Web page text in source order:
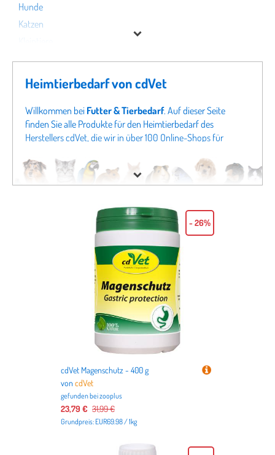
Hunde
Katzen
Nutztiere
Pferde
Vögel
cdVet
% Sale
Heimtierbedarf von cdVet
Willkommen bei Futter & Tierbedarf. Auf dieser Seite
finden Sie alle Produkte für den Heimtierbedarf des
Herstellers cdVet, die wir in über 100 Online-Shops für
Sie auch direkt in unseren Fachabteilungen
Hunde von cdVet
oder Angeboten fürKatzen von cdVet
schauen. Sollten Sie
gesamten Fachabteilungen um - vonHundefutter
finden Sie bei uns nicht nur alles für
Deutschlands beliebteste HaustiereHundundKatze
Vögel,Kleintiere,Aquarien
Tierbedarf für Pferde.
cdVet Magenschutz - 400 g
voncdVet
gefunden beizooplus
23,79 € 31,99 €
Grundpreis: EUR69.98 / 1kg
- 26%